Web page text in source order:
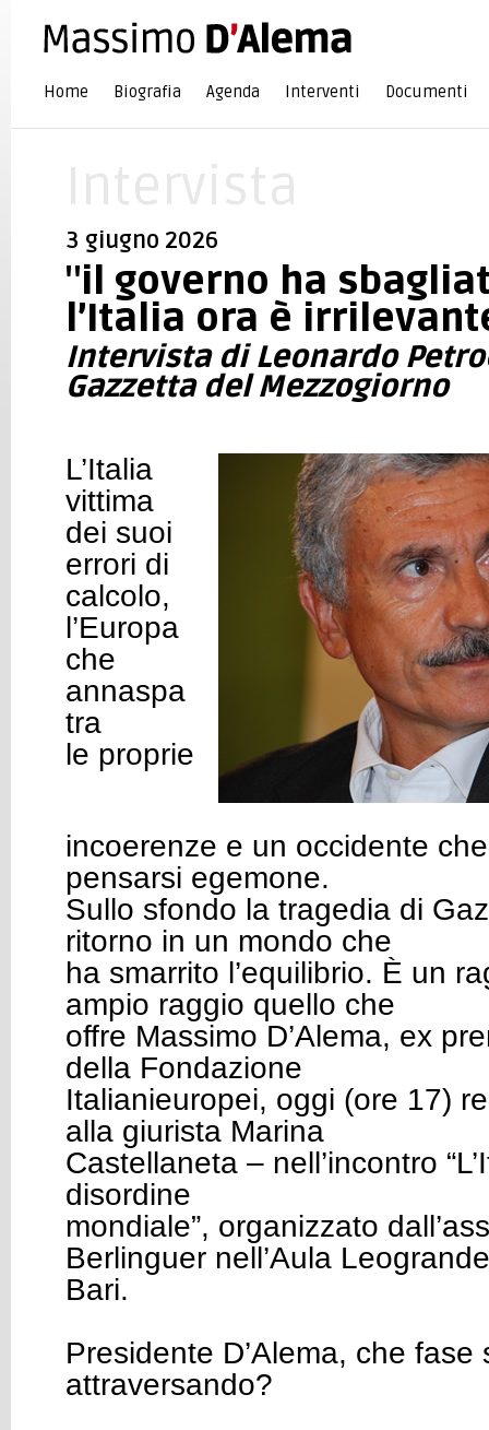
Home Biografia Agenda Interventi Documenti
3 giugno 2026
"il governo ha
l’Italia ora è
Intervista di Leonardo
Gazzetta del Mezzogiorno
L’Italia
vittima
dei suoi
errori di
calcolo,
l’Europa
che
annaspa
tra
le proprie
incoerenze e un occidente
pensarsi egemone.
Sullo sfondo la tragedia di
ritorno in un mondo che
ha smarrito l’equilibrio. È un
ampio raggio quello che
offre Massimo D’Alema, ex
della Fondazione
Italianieuropei, oggi (ore 17)
alla giurista Marina
Castellaneta – nell’incontro
disordine
mondiale”, organizzato
Berlinguer nell’Aula
Bari.
Presidente D’Alema, che fase
attraversando?